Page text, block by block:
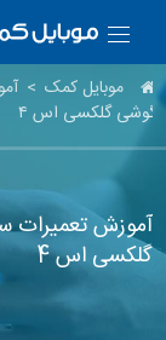
موبایل کمک >
گوشی گلکسی اس ۴
آموزش
گلکسی اس 4